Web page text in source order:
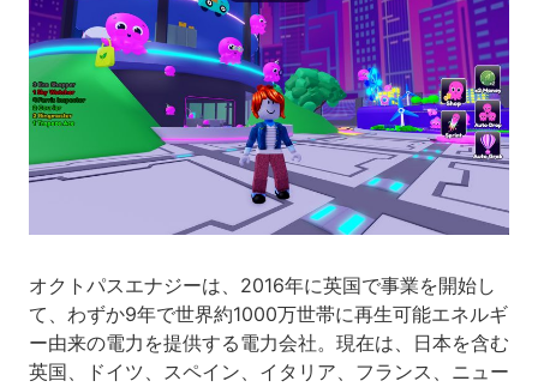
オクトパスエナジーは、2016年に英国で事業を開始し
て、わずか9年で世界約1000万世帯に再生可能エネルギ
ー由来の電力を提供する電力会社。現在は、日本を含む
英国、ドイツ、スペイン、イタリア、フランス、ニュー